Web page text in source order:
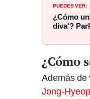
PUEDES VER:
¿Cómo
diva'?
¿Cómo
Además de
Jong-Hyeop